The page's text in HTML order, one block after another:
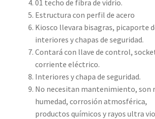
01 techo de fibra de vidrio.
Estructura con perfil de acero
Kiosco llevara bisagras, picaporte
interiores y chapas de seguridad.
Contará con llave de control,
corriente eléctrico.
Interiores y chapa de seguridad.
No necesitan mantenimiento, son
humedad, corrosión atmosférica,
productos químicos y rayos ultra